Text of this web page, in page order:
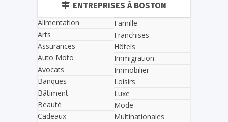
ENTREPRISES À BOSTON
Alimentation
Arts
Assurances
Auto Moto
Avocats
Banques
Bâtiment
Beauté
Cadeaux
Famille
Franchises
Hôtels
Immigration
Immobilier
Loisirs
Luxe
Mode
Multinationales